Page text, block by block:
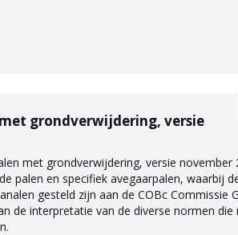
grondverwijdering, versie
met grondverwijdering, versie november
palen en specifiek avegaarpalen, waarbij
gesteld zijn aan de COBc Commissie
de interpretatie van de diverse normen die